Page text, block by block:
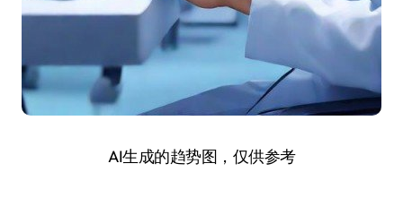
AI生成的趋势图，仅供参考